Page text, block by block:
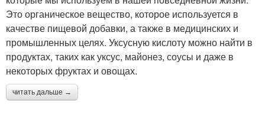
Это органическое вещество, которое используется в
качестве пищевой добавки, а также в медицинских и
промышленных целях. Уксусную кислоту можно найти в
продуктах, таких как уксус, майонез, соусы и даже в
некоторых фруктах и овощах.
читать дальше →